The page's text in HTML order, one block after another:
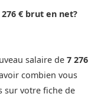
276 € brut en net?
salaire de 7 276
combien vous
sur votre fiche de